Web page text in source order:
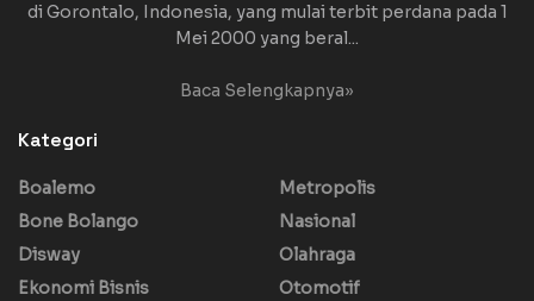
di Gorontalo, Indonesia, yang mulai terbit perdana pada 1
Mei 2000 yang beral...
Baca Selengkapnya»
Kategori
Boalemo
Bone Bolango
Disway
Ekonomi Bisnis
Metropolis
Nasional
Olahraga
Otomotif